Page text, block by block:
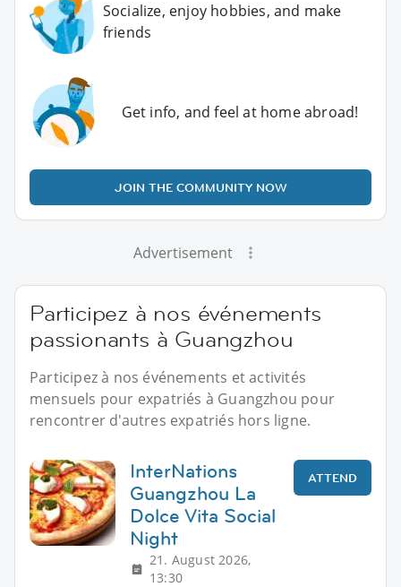
Socialize, enjoy hobbies, and make
friends
Get info, and feel at home abroad!
JOIN THE COMMUNITY NOW
Advertisement
Participez à nos événements
passionants à Guangzhou
Participez à nos événements et activités
mensuels pour expatriés à Guangzhou pour
rencontrer d'autres expatriés hors ligne.
InterNations
Guangzhou La
Dolce Vita Social
Night
21. August 2026,
13:30
ATTEND